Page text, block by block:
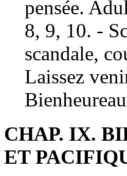
pensée.
8, 9, 10. -
scandale,
Laissez
CHAP. IX.
ET